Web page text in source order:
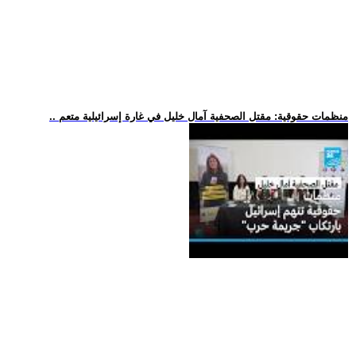
.. منظمات حقوقية: مقتل الصحفية آمال خليل في غارة إسرائيلية متعم